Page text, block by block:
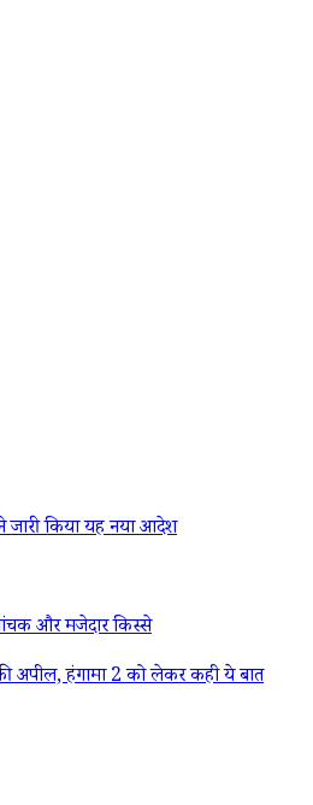
किया यह नया आदेश
और मजेदार किस्से
अपील, हंगामा 2 को लेकर कही ये बात